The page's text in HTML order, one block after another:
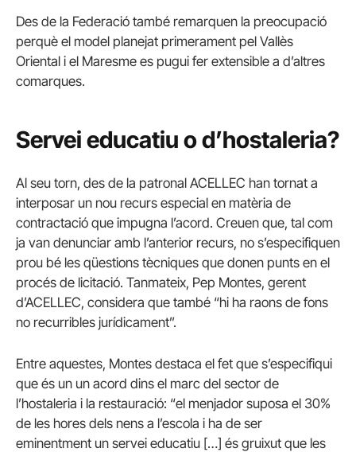
Des de la Federació també remarquen la preocupació
perquè el model planejat primerament pel Vallès
Oriental i el Maresme es pugui fer extensible a d’altres
comarques.
Servei educatiu o d’hostaleria?
Al seu torn, des de la patronal ACELLEC han tornat a
interposar un nou recurs especial en matèria de
contractació que impugna l’acord. Creuen que, tal com
ja van denunciar amb l’anterior recurs, no s’especifiquen
prou bé les qüestions tècniques que donen punts en el
procés de licitació. Tanmateix, Pep Montes, gerent
d’ACELLEC, considera que també “hi ha raons de fons
no recurribles jurídicament”.
Entre aquestes, Montes destaca el fet que s’especifiqui
que és un un acord dins el marc del sector de
l’hostaleria i la restauració: “el menjador suposa el 30%
de les hores dels nens a l’escola i ha de ser
eminentment un servei educatiu […] és gruixut que les